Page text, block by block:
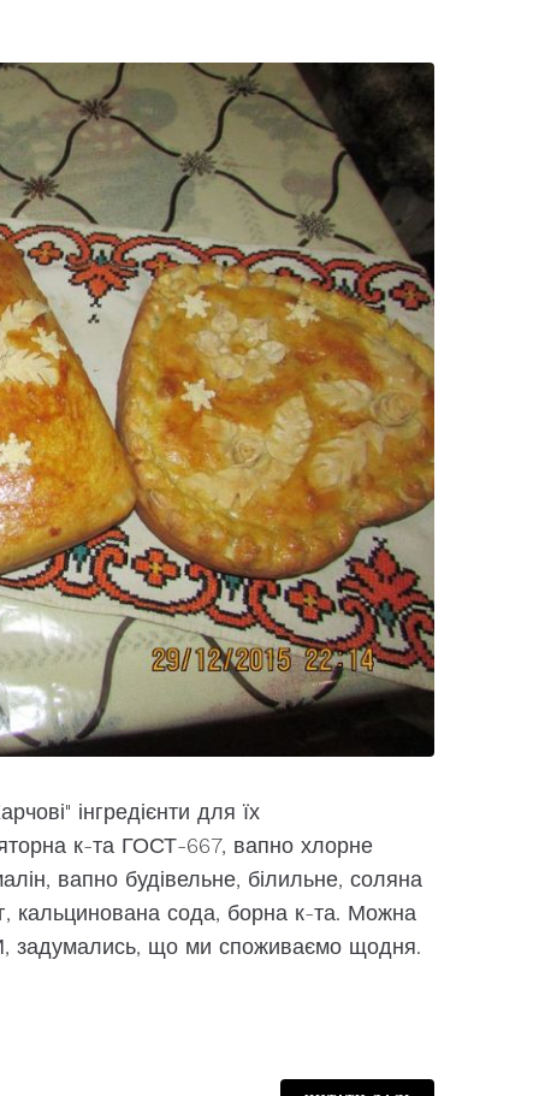
інгредієнти для їх
к-та ГОСТ-667, вапно хлорне
вапно будівельне, білильне, соляна
кальцинована сода, борна к-та. Можна
задумались, що ми споживаємо щодня.